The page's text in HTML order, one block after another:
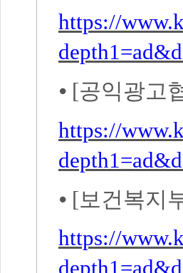
https://
⦁ [공익광고
https://
⦁ [보건복지
https://